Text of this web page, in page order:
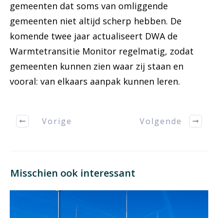
gemeenten dat soms van omliggende
gemeenten niet altijd scherp hebben. De
komende twee jaar actualiseert DWA de
Warmtetransitie Monitor regelmatig, zodat
gemeenten kunnen zien waar zij staan en
vooral: van elkaars aanpak kunnen leren.
Vorige Volgende
Misschien ook interessant